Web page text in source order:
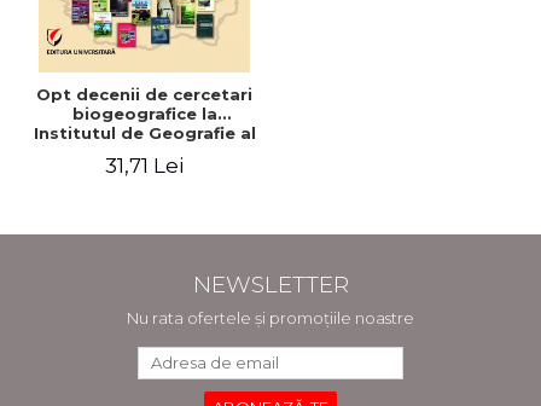
Opt decenii de cercetari
biogeografice la
Institutul de Geografie al
31,71 Lei
NEWSLETTER
Nu rata ofertele și promoțiile noastre